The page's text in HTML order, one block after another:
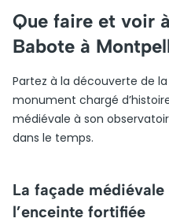
Que faire et voir
Babote à
Partez à la découverte de
monument chargé
médiévale à son
dans le temps.
La façade
l’enceinte fortifiée